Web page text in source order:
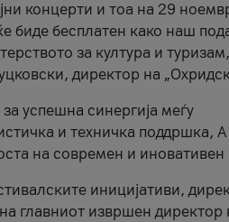
концерти и тоа на 29
биде бесплатен како наш
за култура и туризам,
директор на
успешна синергија меѓу
и техничка поддршка,
на современ и
иницијативи,
главниот извршен директор